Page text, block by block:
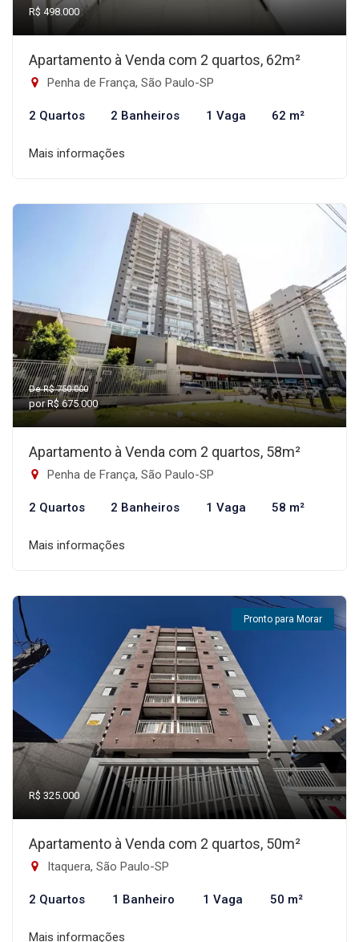
R$ 498.000
Apartamento à Venda com 2 quartos, 62m²
Penha de França, São Paulo-SP
2 Quartos 2 Banheiros 1 Vaga 62 m²
Mais informações
De R$ 750.000
por R$ 675.000
Apartamento à Venda com 2 quartos, 58m²
Penha de França, São Paulo-SP
2 Quartos 2 Banheiros 1 Vaga 58 m²
Mais informações
Pronto para Morar
R$ 325.000
Apartamento à Venda com 2 quartos, 50m²
Itaquera, São Paulo-SP
2 Quartos 1 Banheiro 1 Vaga 50 m²
Mais informações